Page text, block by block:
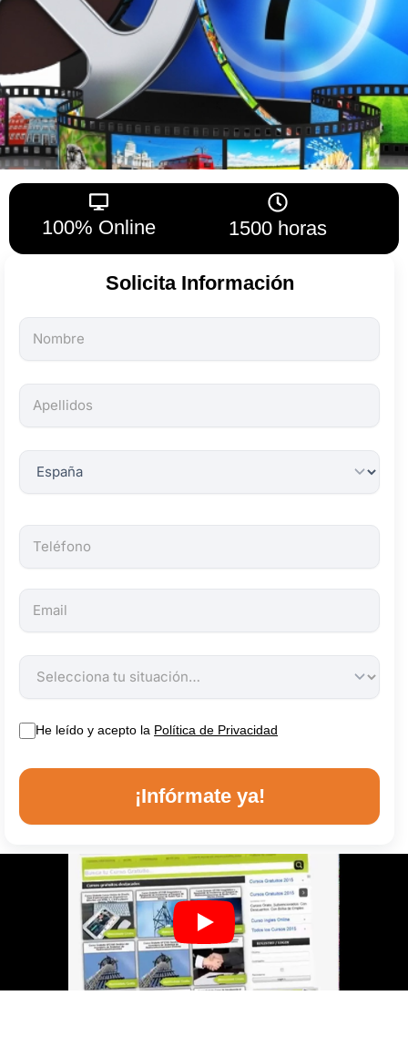
100% Online 1500 horas
Solicita Información
Todos
los
son
obligatorios.
He leído y acepto la Política de Privacidad
¡Infórmate ya!